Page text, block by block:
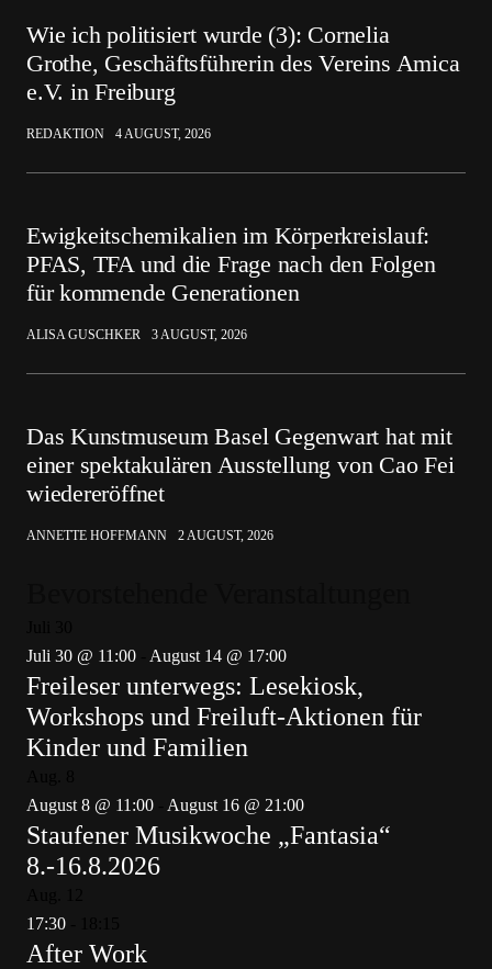
Wie ich politisiert wurde (3): Cornelia
Grothe, Geschäftsführerin des Vereins Amica
e.V. in Freiburg
REDAKTION 4 AUGUST, 2026
Ewigkeitschemikalien im Körperkreislauf:
PFAS, TFA und die Frage nach den Folgen
für kommende Generationen
ALISA GUSCHKER 3 AUGUST, 2026
Das Kunstmuseum Basel Gegenwart hat mit
einer spektakulären Ausstellung von Cao Fei
wiedereröffnet
ANNETTE HOFFMANN 2 AUGUST, 2026
Juli 30 @ 11:00
August 14 @ 17:00
Freileser unterwegs: Lesekiosk,
Workshops und Freiluft-Aktionen für
Kinder und Familien
August 8 @ 11:00
August 16 @ 21:00
Staufener Musikwoche „Fantasia“
8.-16.8.2026
17:30
After Work